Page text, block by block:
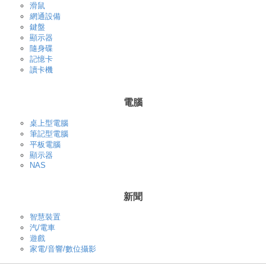
滑鼠
網通設備
鍵盤
顯示器
隨身碟
記憶卡
讀卡機
電腦
桌上型電腦
筆記型電腦
平板電腦
顯示器
NAS
新聞
智慧裝置
汽/電車
遊戲
家電/音響/數位攝影